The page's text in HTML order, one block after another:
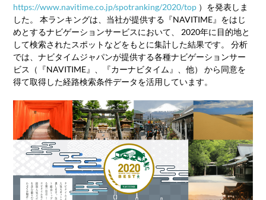
https://www.navitime.co.jp/spotranking/2020/top ）を発表しま
した。 本ランキングは、当社が提供する『NAVITIME』をはじ
めとするナビゲーションサービスにおいて、 2020年に目的地と
して検索されたスポットなどをもとに集計した結果です。 分析
では、ナビタイムジャパンが提供する各種ナビゲーションサー
ビス（『NAVITIME』、『カーナビタイム』、他） から同意を
得て取得した経路検索条件データを活用しています。